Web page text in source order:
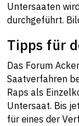
Untersaaten
durchgeführt.
Tipps für
Das Forum
Saatverfahren
Raps als
Untersaat. Bis
für eines der